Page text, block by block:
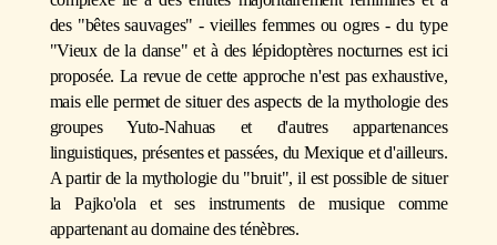
des "bêtes sauvages" - vieilles femmes ou ogres - du type
"Vieux de la danse" et à des lépidoptères nocturnes est ici
proposée. La revue de cette approche n'est pas exhaustive,
mais elle permet de situer des aspects de la mythologie des
groupes Yuto-Nahuas et d'autres appartenances
linguistiques, présentes et passées, du Mexique et d'ailleurs.
A partir de la mythologie du "bruit", il est possible de situer
la Pajko'ola et ses instruments de musique comme
appartenant au domaine des ténèbres.